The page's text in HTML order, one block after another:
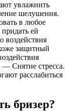
увлажнить
шелушения.
в любое
ей
воздействия
защитный
Снятие стресса.
расслабиться
бризер?